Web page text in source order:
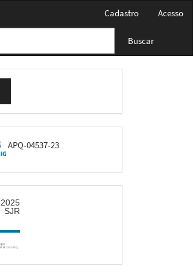
Cadastro Acesso
Buscar
APQ-04537-23
2025
SJR